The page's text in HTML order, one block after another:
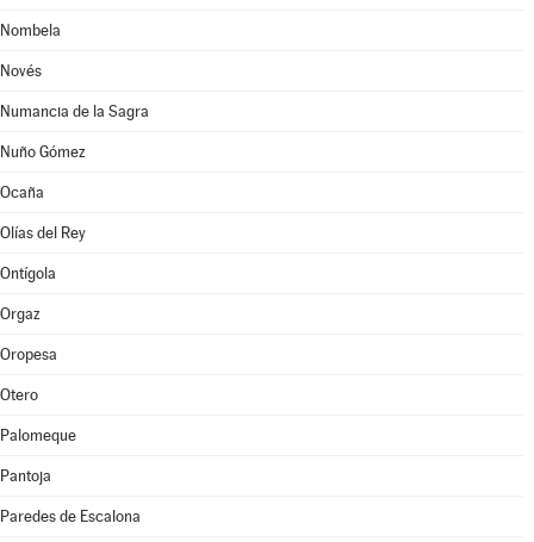
Nombela
Novés
Numancia de la Sagra
Nuño Gómez
Ocaña
Olías del Rey
Ontígola
Orgaz
Oropesa
Otero
Palomeque
Pantoja
Paredes de Escalona